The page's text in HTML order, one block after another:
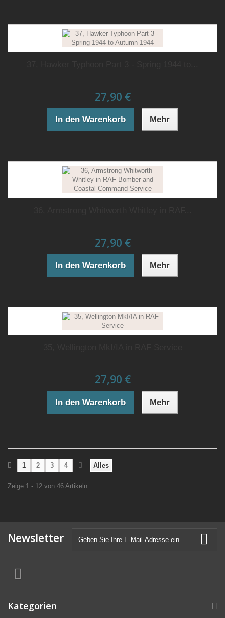
27,90 €
In den Warenkorb Mehr
27,90 €
In den Warenkorb Mehr
27,90 €
In den Warenkorb Mehr
Alles
1 2 3 4
Zeige 1 - 12 von 46 Artikeln
Newsletter
Kategorien